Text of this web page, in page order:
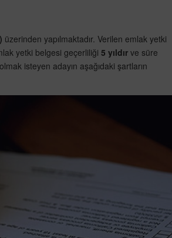
üzerinden yapılmaktadır. Verilen emlak yetki
yetki belgesi geçerliliği 5 yıldırve süre
isteyen adayın aşağıdaki şartların